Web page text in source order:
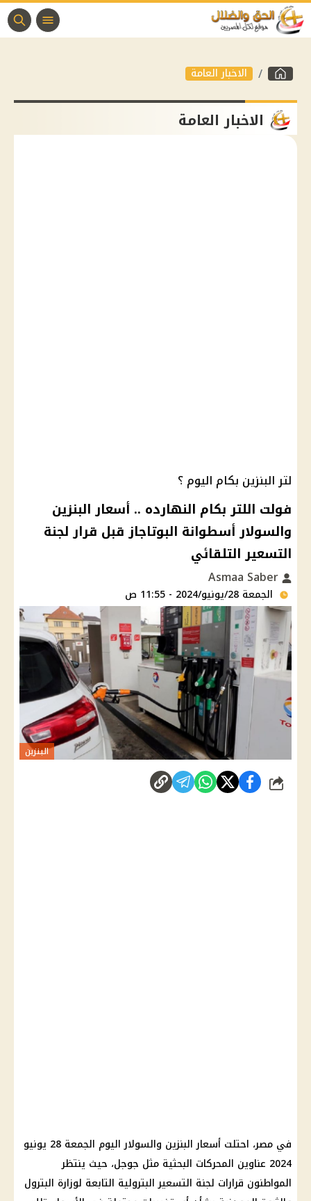
الاخبار العامة
الاخبار العامة
لتر البنزين بكام اليوم ؟
فولت اللتر بكام النهارده .. أسعار البنزين
والسولار أسطوانة البوتاجاز قبل قرار لجنة
التسعير التلقائي
الجمعة 28/يونيو/2024 - 11:55 ص
البنزين
شارك
في مصر، احتلت أسعار البنزين والسولار
اليوم الجمعة 28 يونيو
2024 عناوين المحركات البحثية مثل جوجل، حيث ينتظر
المواطنون قرارات لجنة التسعير البترولية التابعة لوزارة البترول